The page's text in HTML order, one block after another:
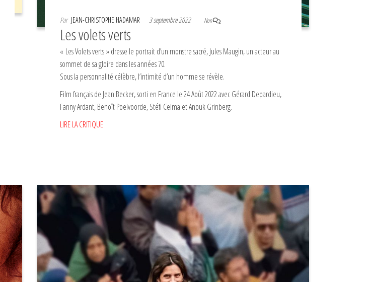
Par JEAN-CHRISTOPHE HADAMAR 3 septembre 2022 Non
Les volets verts
« Les Volets verts » dresse le portrait d’un monstre sacré, Jules Maugin, un acteur au
sommet de sa gloire dans les années 70.
Sous la personnalité célèbre, l’intimité d’un homme se révèle.
Film français de Jean Becker, sorti en France le 24 Août 2022 avec Gérard Depardieu,
Fanny Ardant, Benoît Poelvoorde, Stéfi Celma et Anouk Grinberg.
LIRE LA CRITIQUE